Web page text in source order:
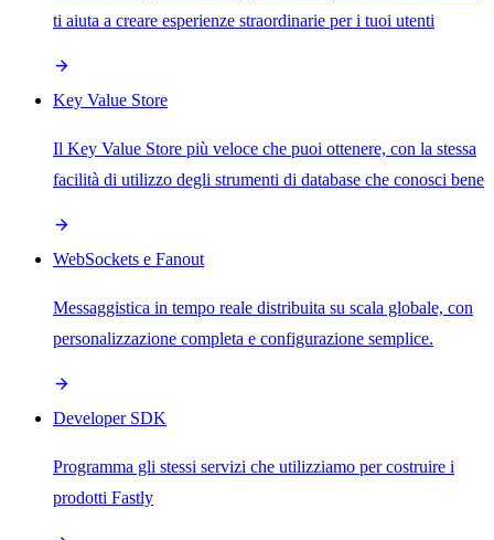
ti aiuta a creare esperienze straordinarie per i tuoi utenti
Key Value Store
Il Key Value Store più veloce che puoi ottenere, con la stessa
facilità di utilizzo degli strumenti di database che conosci bene
WebSockets e Fanout
Messaggistica in tempo reale distribuita su scala globale, con
personalizzazione completa e configurazione semplice.
Developer SDK
Programma gli stessi servizi che utilizziamo per costruire i
prodotti Fastly